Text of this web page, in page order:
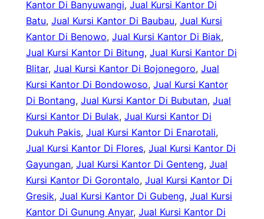
Kantor Di Banyuwangi, Jual Kursi Kantor Di
Batu, Jual Kursi Kantor Di Baubau, Jual Kursi
Kantor Di Benowo, Jual Kursi Kantor Di Biak
Jual Kursi Kantor Di Bitung, Jual Kursi Kantor Di
Blitar, Jual Kursi Kantor Di Bojonegoro, Jual
Kursi Kantor Di Bondowoso, Jual Kursi Kantor
Di Bontang, Jual Kursi Kantor Di Bubutan, Jual
Kursi Kantor Di Bulak, Jual Kursi Kantor Di
Dukuh Pakis, Jual Kursi Kantor Di Enarotali
Jual Kursi Kantor Di Flores, Jual Kursi Kantor Di
Gayungan, Jual Kursi Kantor Di Genteng, Jual
Kursi Kantor Di Gorontalo, Jual Kursi Kantor Di
Gresik, Jual Kursi Kantor Di Gubeng, Jual Kursi
Kantor Di Gunung Anyar, Jual Kursi Kantor Di